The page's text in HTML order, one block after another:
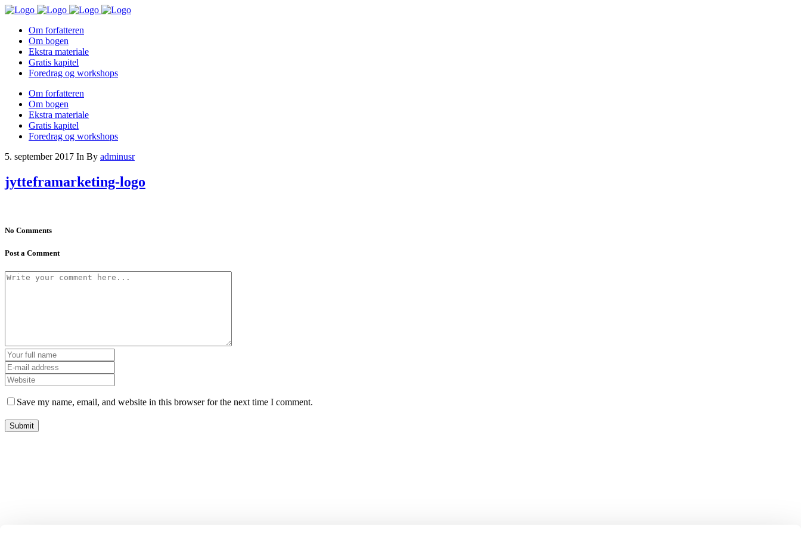
Om forfatteren
Om bogen
Ekstra materiale
Gratis kapitel
Foredrag og workshops
Om forfatteren
Om bogen
Ekstra materiale
Gratis kapitel
Foredrag og workshops
5. september 2017 In By adminusr
jytteframarketing-logo
No Comments
Post a Comment
Save my name, email, and website in this browser for the next time I comment.